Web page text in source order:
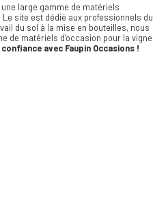
large gamme de matériels
Le site est dédié aux professionnels du
du sol à la mise en bouteilles, nous
de matériels d’occasion pour la vigne
avec Faupin Occasions !